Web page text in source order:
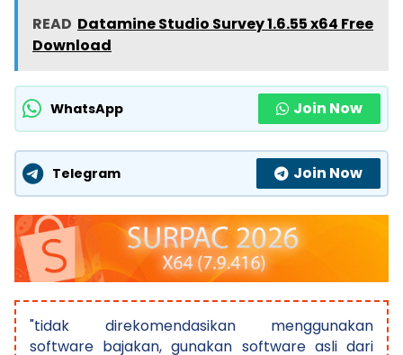
READ Datamine Studio Survey 1.6.55 x64 Free
Download
WhatsApp Join Now
Telegram Join Now
"tidak direkomendasikan menggunakan
software bajakan, gunakan software asli dari